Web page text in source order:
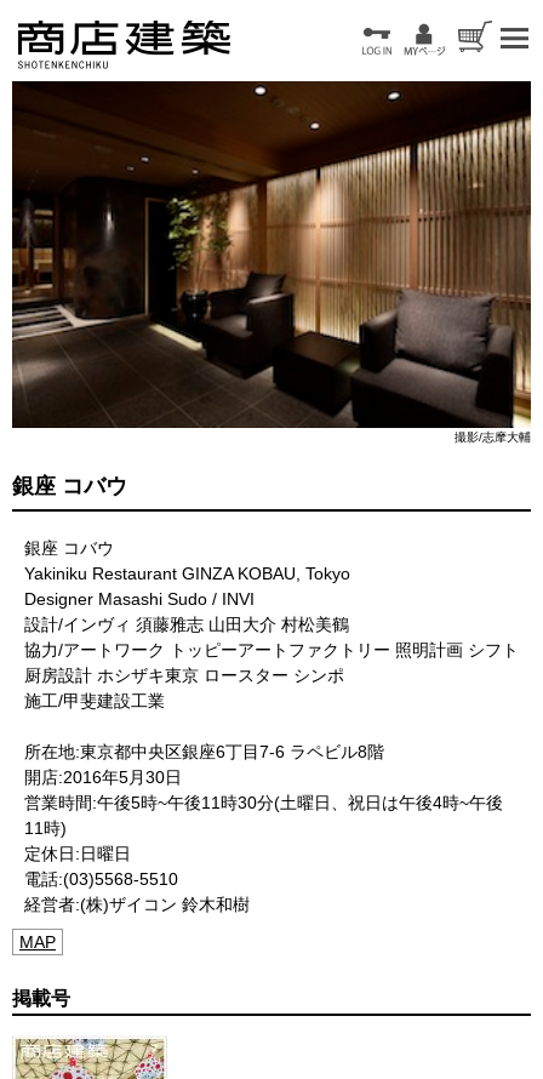
撮影/志摩大輔
銀座 コバウ
銀座 コバウ
Yakiniku Restaurant GINZA KOBAU, Tokyo
Designer Masashi Sudo / INVI
設計/インヴィ 須藤雅志 山田大介 村松美鶴
協力/アートワーク トッピーアートファクトリー 照明計画 シフト
厨房設計 ホシザキ東京 ロースター シンポ
施工/甲斐建設工業
所在地:東京都中央区銀座6丁目7-6 ラペビル8階
開店:2016年5月30日
営業時間:午後5時~午後11時30分(土曜日、祝日は午後4時~午後
11時)
定休日:日曜日
電話:(03)5568-5510
経営者:(株)ザイコン 鈴木和樹
MAP
掲載号